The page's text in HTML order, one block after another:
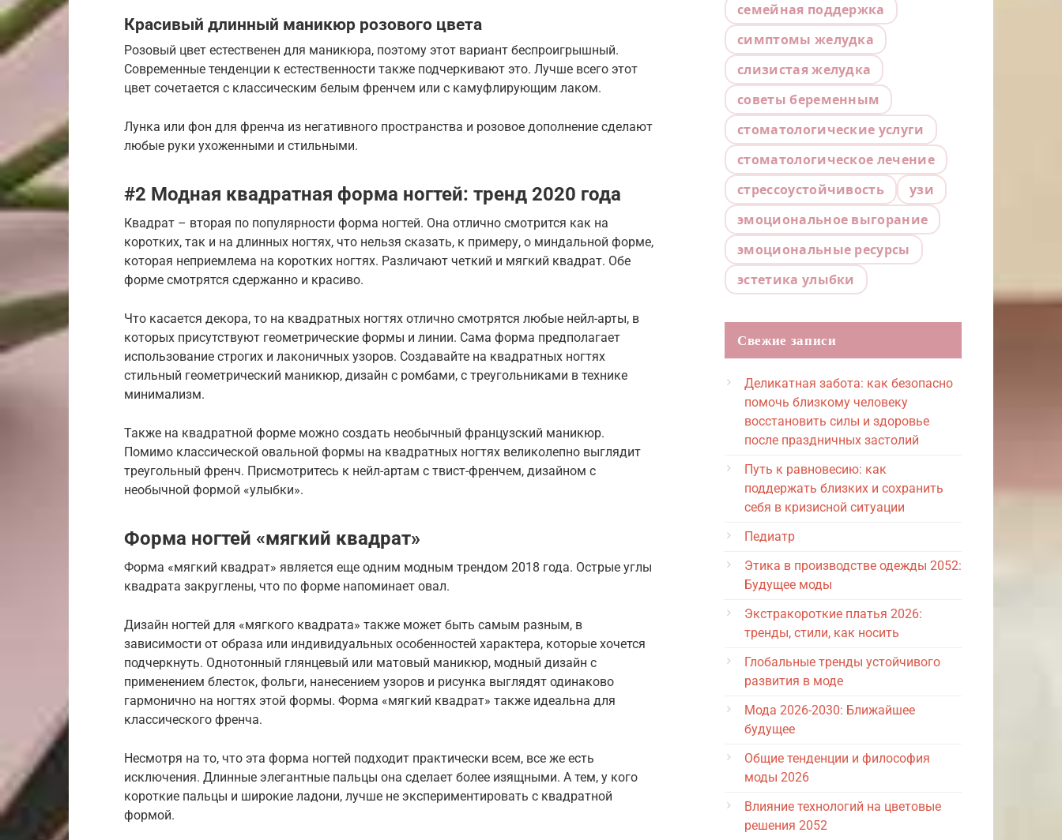
Красивый длинный маникюр розового цвета
Розовый цвет естественен для маникюра, поэтому этот вариант беспроигрышный.
Современные тенденции к естественности также подчеркивают это. Лучше всего этот
цвет сочетается с классическим белым френчем или с камуфлирующим лаком.
Лунка или фон для френча из негативного пространства и розовое дополнение сделают
любые руки ухоженными и стильными.
#2 Модная квадратная форма ногтей: тренд 2020 года
Квадрат – вторая по популярности форма ногтей. Она отлично смотрится как на
коротких, так и на длинных ногтях, что нельзя сказать, к примеру, о миндальной форме,
которая неприемлема на коротких ногтях. Различают четкий и мягкий квадрат. Обе
форме смотрятся сдержанно и красиво.
Что касается декора, то на квадратных ногтях отлично смотрятся любые нейл-арты, в
которых присутствуют геометрические формы и линии. Сама форма предполагает
использование строгих и лаконичных узоров. Создавайте на квадратных ногтях
стильный геометрический маникюр, дизайн с ромбами, с треугольниками в технике
минимализм.
Также на квадратной форме можно создать необычный французский маникюр.
Помимо классической овальной формы на квадратных ногтях великолепно выглядит
треугольный френч. Присмотритесь к нейл-артам с твист-френчем, дизайном с
необычной формой «улыбки».
Форма ногтей «мягкий квадрат»
Форма «мягкий квадрат» является еще одним модным трендом 2018 года. Острые углы
квадрата закруглены, что по форме напоминает овал.
Дизайн ногтей для «мягкого квадрата» также может быть самым разным, в
зависимости от образа или индивидуальных особенностей характера, которые хочется
подчеркнуть. Однотонный глянцевый или матовый маникюр, модный дизайн с
применением блесток, фольги, нанесением узоров и рисунка выглядят одинаково
гармонично на ногтях этой формы. Форма «мягкий квадрат» также идеальна для
классического френча.
Несмотря на то, что эта форма ногтей подходит практически всем, все же есть
исключения. Длинные элегантные пальцы она сделает более изящными. А тем, у кого
короткие пальцы и широкие ладони, лучше не экспериментировать с квадратной
формой.
семейная поддержка
симптомы желудка
слизистая желудка
советы беременным
стоматологические услуги
стоматологическое лечение
стрессоустойчивость
узи
эмоциональное выгорание
эмоциональные ресурсы
эстетика улыбки
Свежие записи
Деликатная забота: как безопасно
помочь близкому человеку
восстановить силы и здоровье
после праздничных застолий
Путь к равновесию: как
поддержать близких и сохранить
себя в кризисной ситуации
Педиатр
Этика в производстве одежды 2052:
Будущее моды
Экстракороткие платья 2026:
тренды, стили, как носить
Глобальные тренды устойчивого
развития в моде
Мода 2026-2030: Ближайшее
будущее
Общие тенденции и философия
моды 2026
Влияние технологий на цветовые
решения 2052